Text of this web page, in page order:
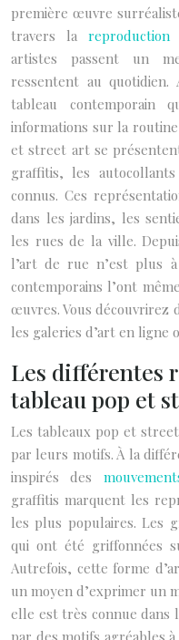
première œuvre
travers la reproduction
artistes passent un
ressentent au
tableau contemporain
informations sur la
et street art se
graffitis, les
connus. Ces
dans les jardins, les
les rues de la ville.
l’art de rue n’est plus
contemporains l’ont
œuvres. Vous découvrirez
les galeries d’art en ligne
Les différentes
tableau pop et
Les tableaux pop et
par leurs motifs. À la
inspirés des
graffitis marquent les
les plus populaires. Les
qui ont été griffonnées
Autrefois, cette forme
un moyen d’exprimer un
elle est très connue dans
par des motifs agréables